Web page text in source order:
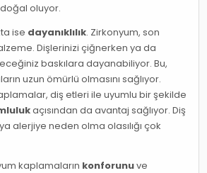
oluyor.
ise dayanıklılık. Zirkonyum, son
Dişlerinizi çiğnerken ya da
baskılara dayanabiliyor. Bu,
uzun ömürlü olmasını sağlıyor.
diş etleri ile uyumlu bir şekilde
açısından da avantaj sağlıyor. Diş
alerjiye neden olma olasılığı çok
kaplamaların konforunuve